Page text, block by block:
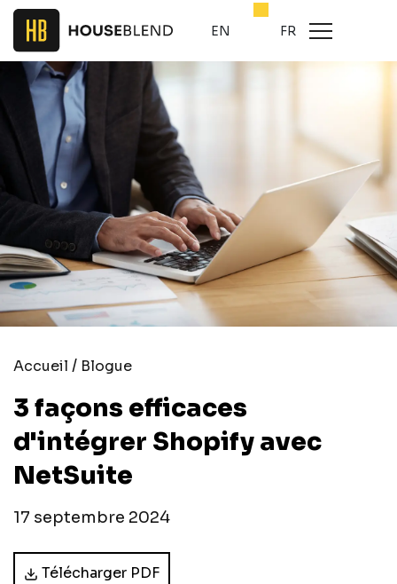
EN FR
Accueil / Blogue
3 façons efficaces
d'intégrer Shopify avec
NetSuite
17 septembre 2024
Télécharger PDF